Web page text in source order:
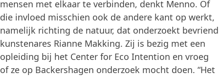
mensen met elkaar te verbinden, denkt Menno. Of
die invloed misschien ook de andere kant op werkt,
namelijk richting de natuur, dat onderzoekt bevriend
kunstenares Rianne Makking. Zij is bezig met een
opleiding bij het Center for Eco Intention en vroeg
of ze op Backershagen onderzoek mocht doen. “Het